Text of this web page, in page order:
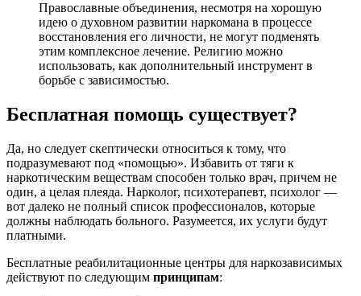
Православные объединения, несмотря на хорошую
идею о духовном развитии наркомана в процессе
восстановления его личности, не могут подменять
этим комплексное лечение. Религию можно
использовать, как дополнительный инструмент в
борьбе с зависимостью.
Бесплатная помощь существует?
Да, но следует скептически относиться к тому, что
подразумевают под «помощью». Избавить от тяги к
наркотическим веществам способен только врач, причем не
один, а целая плеяда. Нарколог, психотерапевт, психолог —
вот далеко не полный список профессионалов, которые
должны наблюдать больного. Разумеется, их услуги будут
платными.
Бесплатные реабилитационные центры для наркозависимых
действуют по следующим принципам: